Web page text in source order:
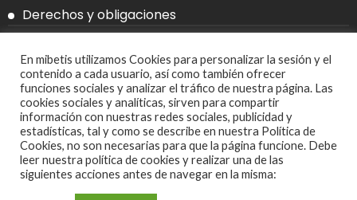
Derechos y obligaciones
Política de Cookies
Política de privacidad
Más
Ajustes de cookies
En mibetis utilizamos Cookies para personalizar la sesión y el
contenido a cada usuario, así como también ofrecer
funciones sociales y analizar el tráfico de nuestra página. Las
cookies sociales y analíticas, sirven para compartir
información con nuestras redes sociales, publicidad y
estadísticas, tal y como se describe en nuestra Política de
Cookies, no son necesarias para que la página funcione. Debe
leer nuestra política de cookies y realizar una de las
siguientes acciones antes de navegar en la misma: